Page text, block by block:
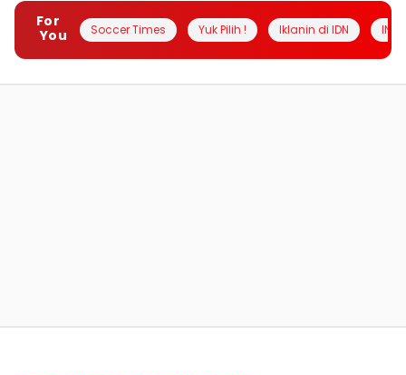
For
You
Soccer Times Yuk Pilih ! Iklanin di IDN